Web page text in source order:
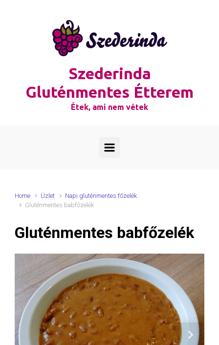
Szederinda
Gluténmentes Étterem
Étek, ami nem vétek
Home Üzlet
Napi gluténmentes főzelék
Gluténmentes babfőzelék
Gluténmentes babfőzelék
Next